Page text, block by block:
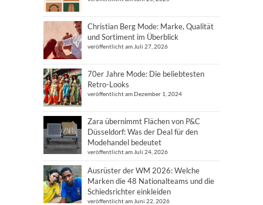
Christian Berg Mode: Marke, Qualität
und Sortiment im Überblick
veröffentlicht am Juli 27, 2026
70er Jahre Mode: Die beliebtesten
Retro-Looks
veröffentlicht am Dezember 1, 2024
Zara übernimmt Flächen von P&C
Düsseldorf: Was der Deal für den
Modehandel bedeutet
veröffentlicht am Juli 24, 2026
Ausrüster der WM 2026: Welche
Marken die 48 Nationalteams und die
Schiedsrichter einkleiden
veröffentlicht am Juni 22, 2026